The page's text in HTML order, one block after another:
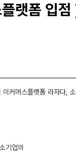
랫폼 입
커머스플랫폼 라자다,
기업의